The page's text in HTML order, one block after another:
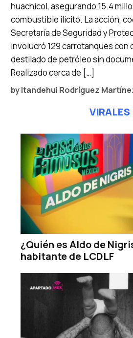
byItandehui Rodríguez
huachicol, asegurando 15.4
combustible ilícito. La acción,
Secretaría de Seguridad y
involucró 129 carrotanques con
destilado de petróleo sin
Realizado cerca de […]
VIRALES
¿Quién es Aldo de
habitante de LCDLF